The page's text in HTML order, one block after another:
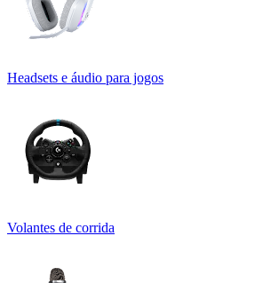
Headsets e áudio para jogos
Volantes de corrida